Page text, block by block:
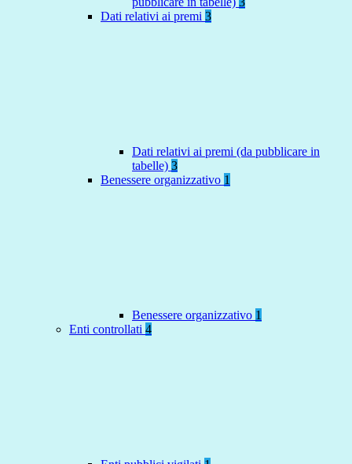
Dati relativi ai premi 3
Dati relativi ai premi (da pubblicare in
tabelle) 3
Benessere organizzativo 1
Benessere organizzativo 1
Enti controllati 4